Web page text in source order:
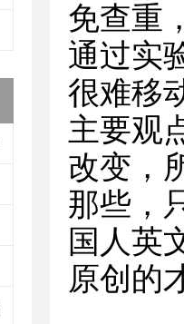
免查重
通过实
很难移
主要观
改变，
那些，
国人英
原创的